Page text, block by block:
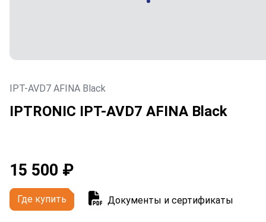
IPT-AVD7 AFINA Black
IPTRONIC IPT-AVD7 AFINA Black
15 500 ₽
Где купить Документы и сертификаты